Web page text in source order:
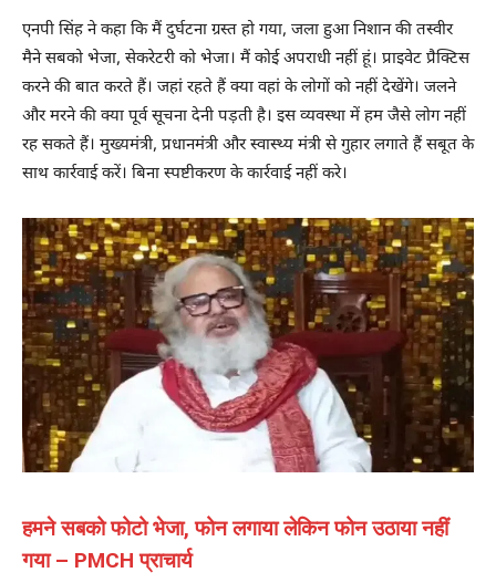
एनपी सिंह ने कहा कि मैं दुर्घटना ग्रस्त हो गया, जला हुआ निशान की तस्वीर
मैने सबको भेजा, सेकरेटरी को भेजा। मैं कोई अपराधी नहीं हूं। प्राइवेट प्रैक्टिस
करने की बात करते हैं। जहां रहते हैं क्या वहां के लोगों को नहीं देखेंगे। जलने
और मरने की क्या पूर्व सूचना देनी पड़ती है। इस व्यवस्था में हम जैसे लोग नहीं
रह सकते हैं। मुख्यमंत्री, प्रधानमंत्री और स्वास्थ्य मंत्री से गुहार लगाते हैं सबूत के
साथ कार्रवाई करें। बिना स्पष्टीकरण के कार्रवाई नहीं करे।
हमने सबको फोटो भेजा, फोन लगाया लेकिन फोन उठाया नहीं
गया – PMCH प्राचार्य